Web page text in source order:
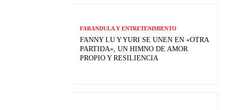
FARANDULA Y ENTRETENIMIENTO
FANNY LU Y YURI SE UNEN EN «OTRA
PARTIDA», UN HIMNO DE AMOR
PROPIO Y RESILIENCIA